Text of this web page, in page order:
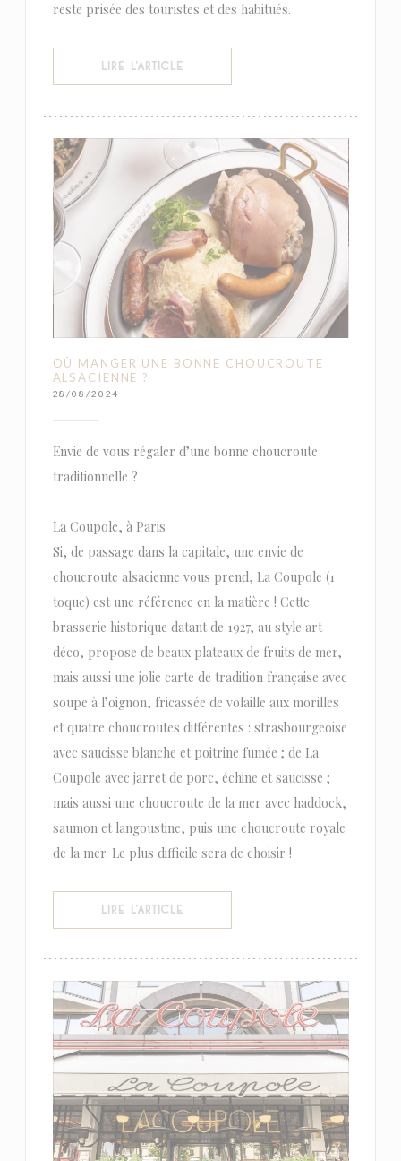
reste prisée des touristes et des habitués.
LIRE L'ARTICLE((OUVRE UNE NOUVELLE FENÊTRE))
OÙ MANGER UNE BONNE CHOUCROUTE
ALSACIENNE ?
28/08/2024
Envie de vous régaler d’une bonne choucroute
traditionnelle ?
La Coupole, à Paris
Si, de passage dans la capitale, une envie de
choucroute alsacienne vous prend, La Coupole (1
toque) est une référence en la matière ! Cette
brasserie historique datant de 1927, au style art
déco, propose de beaux plateaux de fruits de mer,
mais aussi une jolie carte de tradition française avec
soupe à l’oignon, fricassée de volaille aux morilles
et quatre choucroutes différentes : strasbourgeoise
avec saucisse blanche et poitrine fumée ; de La
Coupole avec jarret de porc, échine et saucisse ;
mais aussi une choucroute de la mer avec haddock,
saumon et langoustine, puis une choucroute royale
de la mer. Le plus difficile sera de choisir !
LIRE L'ARTICLE((OUVRE UNE NOUVELLE FENÊTRE))